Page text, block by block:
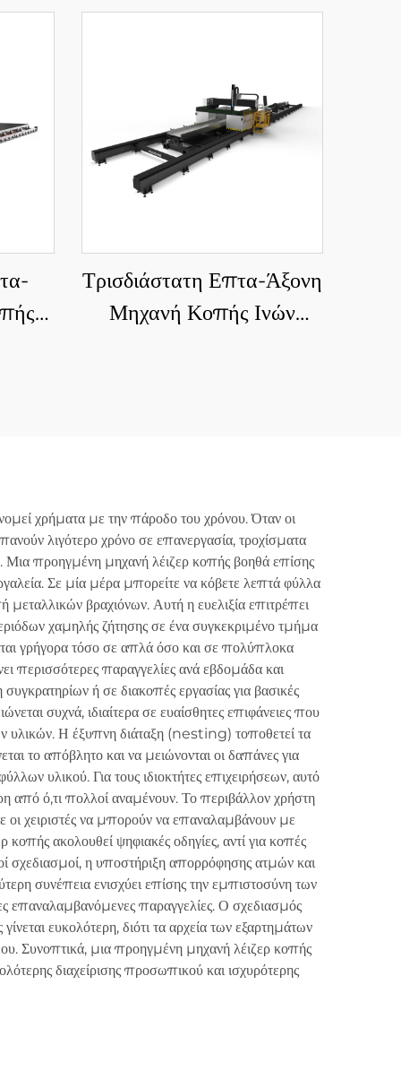
Τρισδιάστατη Επτα-Άξονη
Μηχανή Κοπής Ινών
χρήματα με την πάροδο του χρόνου. Όταν οι
λιγότερο χρόνο σε επανεργασία, τροχίσματα
Μια προηγμένη μηχανή λέιζερ κοπής βοηθά επίσης
Σε μία μέρα μπορείτε να κόβετε λεπτά φύλλα
βραχιόνων. Αυτή η ευελιξία επιτρέπει
χαμηλής ζήτησης σε ένα συγκεκριμένο τμήμα
γρήγορα τόσο σε απλά όσο και σε πολύπλοκα
περισσότερες παραγγελίες ανά εβδομάδα και
ή σε διακοπές εργασίας για βασικές
συχνά, ιδιαίτερα σε ευαίσθητες επιφάνειες που
υλικών. Η έξυπνη διάταξη (nesting) τοποθετεί τα
το απόβλητο και να μειώνονται οι δαπάνες για
υλικού. Για τους ιδιοκτήτες επιχειρήσεων, αυτό
από ό,τι πολλοί αναμένουν. Το περιβάλλον χρήστη
οι χειριστές να μπορούν να επαναλαμβάνουν με
ακολουθεί ψηφιακές οδηγίες, αντί για κοπές
σχεδιασμοί, η υποστήριξη απορρόφησης ατμών και
συνέπεια ενισχύει επίσης την εμπιστοσύνη των
επαναλαμβανόμενες παραγγελίες. Ο σχεδιασμός
ευκολότερη, διότι τα αρχεία των εξαρτημάτων
Συνοπτικά, μια προηγμένη μηχανή λέιζερ κοπής
διαχείρισης προσωπικού και ισχυρότερης